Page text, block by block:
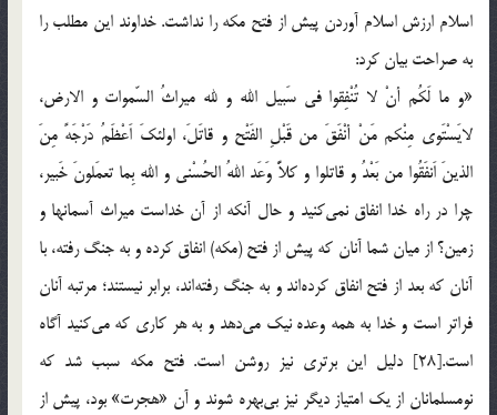
اسلام ارزش اسلام آوردن پیش از فتح مكه را نداشت. خداوند این مطلب را
به صراحت بیان كرد:
«و ما لَكُم أنْ لا تُنْفِقوا فی سَبیل الله و لله میراثُ السّموات و الارض،
لایَسْتَوی مِنْكم مَنْ أنْفَقَ من قَبْلِ الفَتْح و قاتَلَ، اولئكَ اَعْظَمُ دَرْجَهً مِنَ
الذینَ اَنفَقُوا من بَعْدُ و قاتلوا و كلاًّ وَعَد اللهُ الحُسْنی و الله بِما تعمَلونَ خَبیر،
چرا در راه خدا انفاق نمی‌كنید و حال آنكه از آن خداست میراث آسمانها و
زمین؟ از میان شما آنان كه پیش از فتح (مکه) انفاق كرده و به جنگ رفته، با
آنان كه بعد از فتح انفاق كرده‌اند و به جنگ رفته‌اند، برابر نیستند؛ مرتبه آنان
فراتر است و خدا به همه وعده نیك می‌دهد و به هر كاری كه می‌كنید آگاه
است.[28] دلیل این برتری نیز روشن است. فتح مكه سبب شد كه
نومسلمانان از یك امتیاز دیگر نیز بی‌بهره شوند و آن «هجرت» بود، پیش از